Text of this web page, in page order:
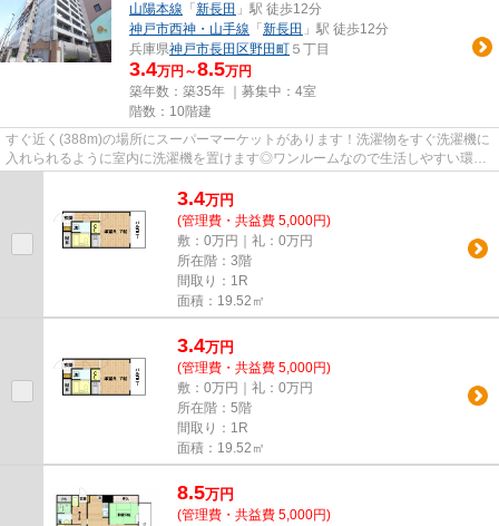
山陽本線 「 新長田 」駅 徒歩12分
神戸市西神・山手線 「 新長田 」駅 徒歩12分
兵庫県神戸市長田区野田町 ５丁目
3.4万円～8.5万円
築年数：築35年 ｜募集中： 4室
階数：10階建
すぐ近く(388m)の場所にスーパーマーケットがあります！洗濯物をすぐ洗濯機に
入れられるように室内に洗濯機を置けます◎ワンルームなので生活しやすい環境
3.4万円
(管理費・共益費 5,000円)
敷：0万円｜礼：0万円
所在階：3階
間取り：1R
面積：19.52㎡
3.4万円
(管理費・共益費 5,000円)
敷：0万円｜礼：0万円
所在階：5階
間取り：1R
面積：19.52㎡
8.5万円
(管理費・共益費 5,000円)